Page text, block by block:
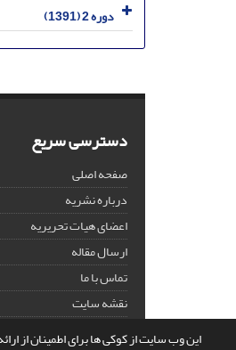
این وب سایت از کوکی ها برای اطمینان از
دوره 2 (1391)
دسترسی سریع
صفحه اصلی
درباره نشریه
اعضای هیات تحریریه
ارسال مقاله
تماس با ما
نقشه سایت